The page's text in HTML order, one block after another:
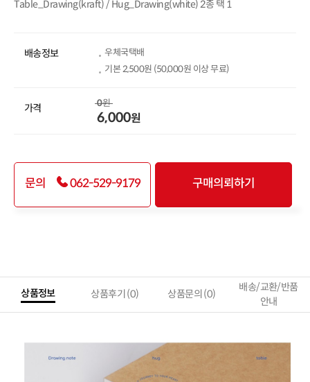
Table_Drawing(kraft) / Hug_Drawing(white) 2종 택 1
배송정보
우체국택배
기본2,500원 (50,000원 이상 무료)
가격 0원
6,000원
계속 쇼핑 바로가기
문의 062-529-9179 구매의뢰하기
상품정보 상품후기 (0) 상품문의 (0)
배송/교환/반품
안내